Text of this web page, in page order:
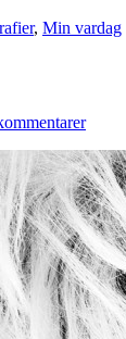
, Min vardag